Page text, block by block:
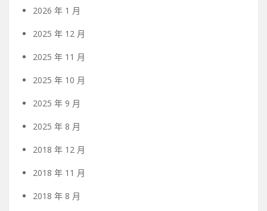
2026 年 1 月
2025 年 12 月
2025 年 11 月
2025 年 10 月
2025 年 9 月
2025 年 8 月
2018 年 12 月
2018 年 11 月
2018 年 8 月